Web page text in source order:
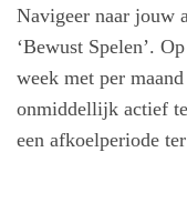
Navigeer naar jouw
‘Bewust Spelen’.
week met per
onmiddellijk actief
een afkoelperiode